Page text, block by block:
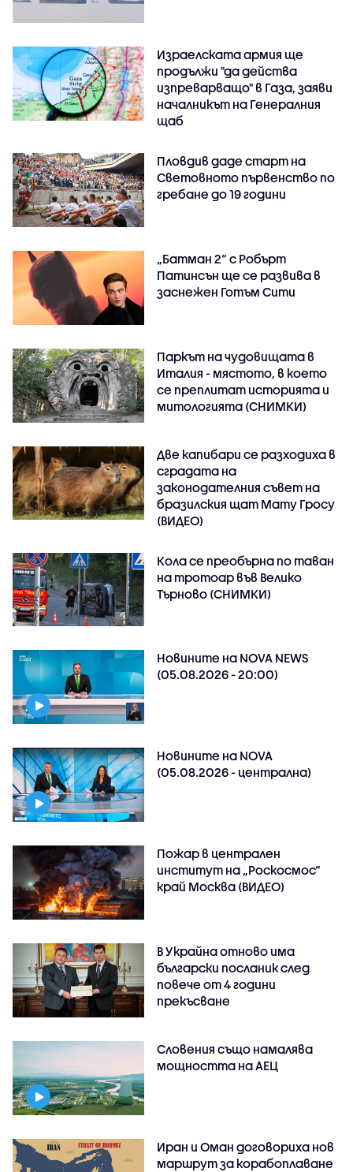
Израелската армия ще
продължи "да действа
изпреварващо" в Газа, заяви
началникът на Генералния
щаб
Пловдив даде старт на
Световното първенство по
гребане до 19 години
„Батман 2“ с Робърт
Патинсън ще се развива в
заснежен Готъм Сити
Паркът на чудовищата в
Италия - мястото, в което
се преплитат историята и
митологията (СНИМКИ)
Две капибари се разходиха в
сградата на
законодателния съвет на
бразилския щат Мату Гросу
(ВИДЕО)
Кола се преобърна по таван
на тротоар във Велико
Търново (СНИМКИ)
Новините на NOVA NEWS
(05.08.2026 - 20:00)
Новините на NOVA
(05.08.2026 - централна)
Пожар в централен
институт на „Роскосмос“
край Москва (ВИДЕО)
В Украйна отново има
български посланик след
повече от 4 години
прекъсване
Словения също намалява
мощността на АЕЦ
Иран и Оман договориха нов
маршрут за корабоплаване